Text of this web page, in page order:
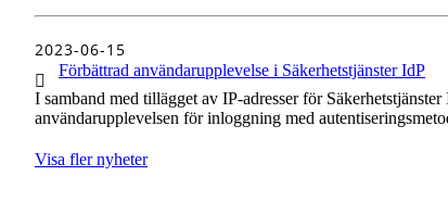
1 av 1
2023-06-15
Förbättrad användarupplevelse i Säkerhetstjänster IdP
I samband med tillägget av IP-adresser för
användarupplevelsen för inloggning med
Visa fler nyheter